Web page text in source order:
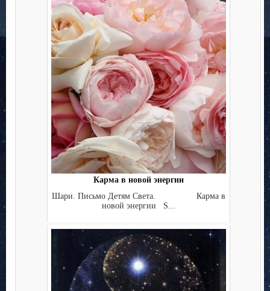
Карма в новой энергии
Шари. Письмо Детям Света. Карма в
новой энергии S...